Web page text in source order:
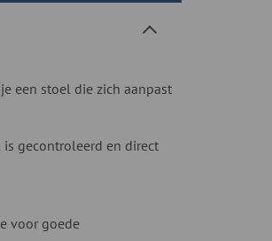
een stoel die zich aanpast
gecontroleerd en direct
voor goede